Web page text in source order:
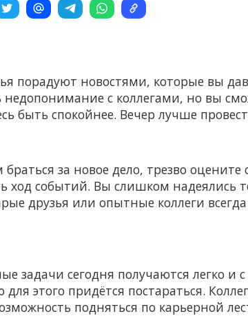
порадуют новостями, которые вы
недопонимание с коллегами, но вы
быть спокойнее. Вечер лучше
за новое дело, трезво
ход событий. Вы слишком
друзья или опытные коллеги
задачи сегодня получаются легко и
для этого придётся постараться.
подняться по карьерной